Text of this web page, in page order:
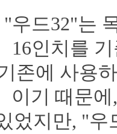
"우드32"는
16인치를
존에 사용
이기 때문
었지만, "우